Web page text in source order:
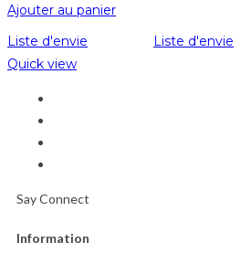
Ajouter au panier
Liste d'envie
Liste d'envie
Quick view
Say Connect
Information